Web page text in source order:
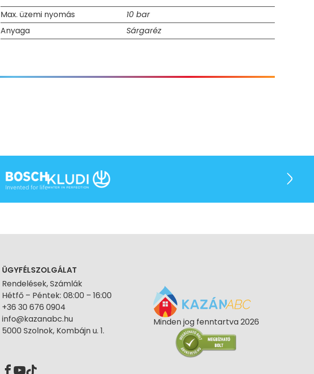
Max. üzemi nyomás
10 bar
Anyaga
Sárgaréz
ÜGYFÉLSZOLGÁLAT
Rendelések, Számlák
Hétfő – Péntek: 08:00 – 16:00
+36 30 676 0904
info@kazanabc.hu
5000 Szolnok, Kombájn u. 1.
Minden jog fenntartva 2026